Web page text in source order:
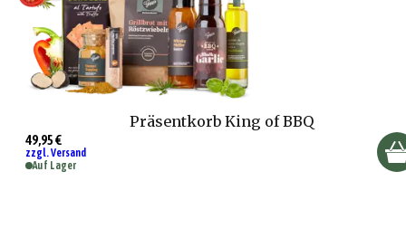
Präsentkorb King of BBQ
49,95 €
zzgl. Versand
Auf Lager